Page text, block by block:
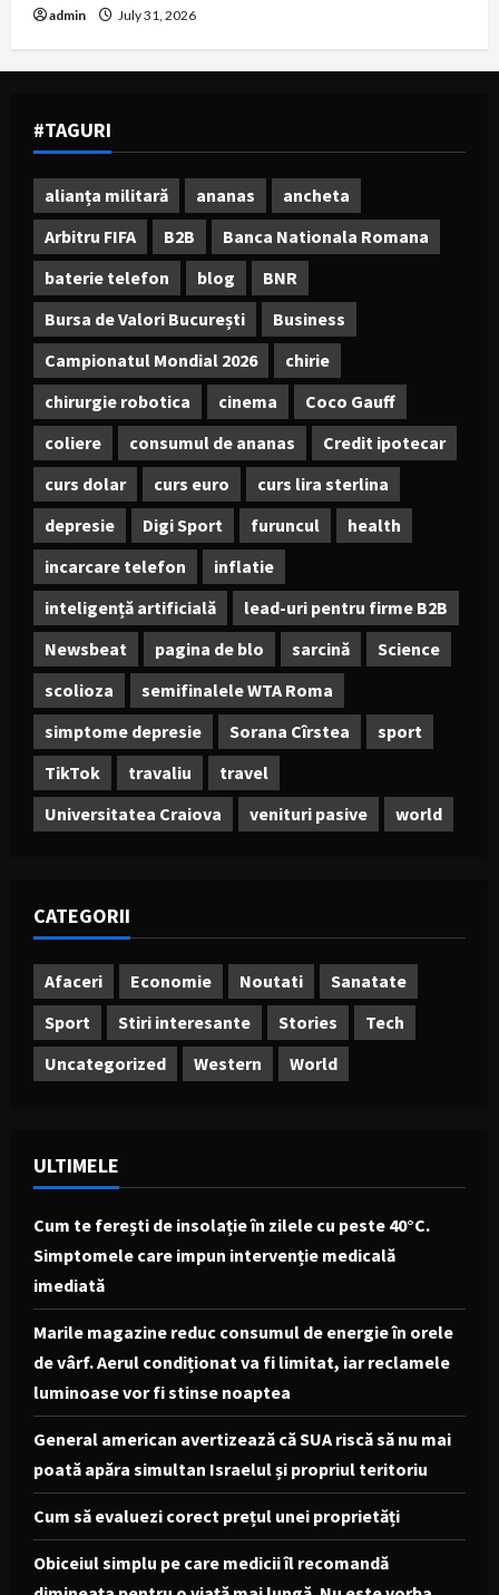
admin July 31, 2026
#TAGURI
alianța militară ananas
ancheta
Arbitru FIFA
B2B
Banca Nationala Romana
baterie telefon
blog
BNR
Bursa de Valori București
Business
Campionatul Mondial 2026
chirie
chirurgie robotica
cinema
Coco Gauff
coliere
consumul de ananas
Credit ipotecar
curs dolar
curs euro
curs lira sterlina
depresie
Digi Sport furuncul
health
incarcare telefon
inflatie
inteligență artificială
lead-uri pentru firme B2B
Newsbeat
pagina de blo sarcină
Science
scolioza
semifinalele WTA Roma
simptome depresie
Sorana Cîrstea
sport
TikTok
travaliu
travel
Universitatea Craiova
venituri pasive world
CATEGORII
Afaceri Economie Noutati
Sanatate
Sport
Stiri interesante Stories
Tech
Uncategorized
Western World
ULTIMELE
Cum te ferești de insolație în zilele cu peste 40°C.
Simptomele care impun intervenție medicală
imediată
Marile magazine reduc consumul de energie în orele
de vârf. Aerul condiționat va fi limitat, iar reclamele
luminoase vor fi stinse noaptea
General american avertizează că SUA riscă să nu mai
poată apăra simultan Israelul și propriul teritoriu
Cum să evaluezi corect prețul unei proprietăți
Obiceiul simplu pe care medicii îl recomandă